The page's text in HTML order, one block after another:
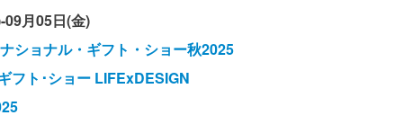
月05日(金)
ショナル・ギフト・ショー秋2025
フト･ショー LIFExDESIGN